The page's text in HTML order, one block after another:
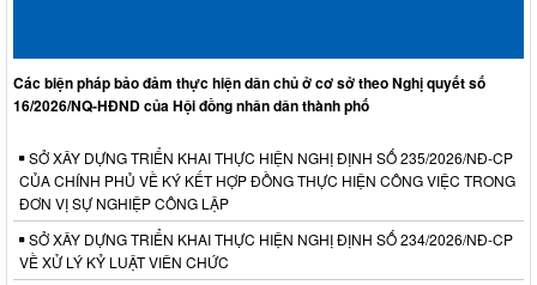
Các biện pháp bảo đảm thực hiện dân chủ ở cơ sở theo Nghị quyết số
16/2026/NQ-HĐND của Hội đồng nhân dân thành phố
SỞ XÂY DỰNG TRIỂN KHAI THỰC HIỆN NGHỊ ĐỊNH SỐ 235/2026/NĐ-CP
CỦA CHÍNH PHỦ VỀ KÝ KẾT HỢP ĐỒNG THỰC HIỆN CÔNG VIỆC TRONG
ĐƠN VỊ SỰ NGHIỆP CÔNG LẬP
SỞ XÂY DỰNG TRIỂN KHAI THỰC HIỆN NGHỊ ĐỊNH SỐ 234/2026/NĐ-CP
VỀ XỬ LÝ KỶ LUẬT VIÊN CHỨC